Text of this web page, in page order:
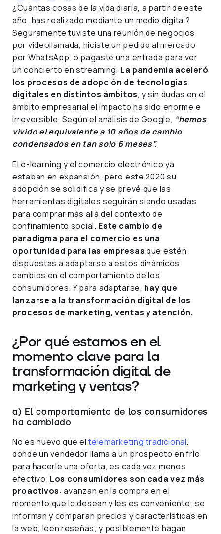
¿Cuántas cosas de la vida diaria, a partir de este
año, has realizado mediante un medio digital?
Seguramente tuviste una reunión de negocios
por videollamada, hiciste un pedido al mercado
por WhatsApp, o pagaste una entrada para ver
un concierto en streaming. La pandemia aceleró
los procesos de adopción de tecnologías
digitales en distintos ámbitos, y sin dudas en el
ámbito empresarial el impacto ha sido enorme e
irreversible. Según el análisis de Google, “hemos
vivido el equivalente a 10 años de cambio
condensados en tan solo 6 meses”.
El e-learning y el comercio electrónico ya
estaban en expansión, pero este 2020 su
adopción se solidifica y se prevé que las
herramientas digitales seguirán siendo usadas
para comprar más allá del contexto de
confinamiento social. Este cambio de
paradigma para el comercio es una
oportunidad para las empresas que estén
dispuestas a adaptarse a estos dinámicos
cambios en el comportamiento de los
consumidores. Y para adaptarse, hay que
lanzarse a la transformación digital de los
procesos de marketing, ventas y atención.
¿Por qué estamos en el
momento clave para la
transformación digital de
marketing y ventas?
a) El comportamiento de los consumidores
ha cambiado
No es nuevo que eltelemarketing tradicional,
donde un vendedor llama a un prospecto en frío
para hacerle una oferta, es cada vez menos
efectivo. Los consumidores son cada vez más
proactivos: avanzan en la compra en el
momento que lo desean y les es conveniente; se
informan y comparan precios y características en
la web; leen reseñas; y posiblemente hagan